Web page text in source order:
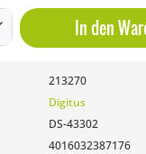
In den
213270
Digitus
DS-43302
4016032387176